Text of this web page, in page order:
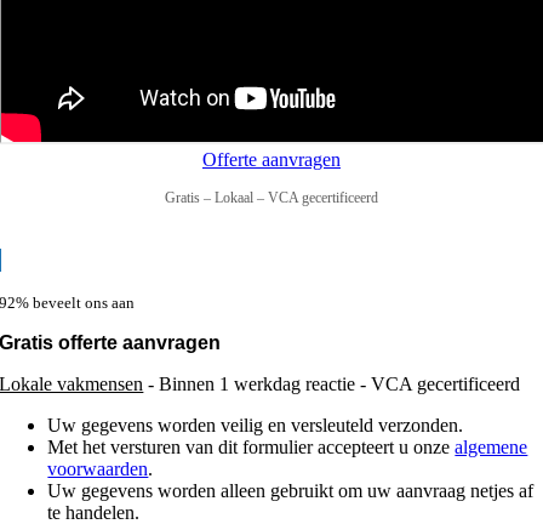
Offerte aanvragen
Gratis – Lokaal – VCA gecertificeerd
92% beveelt ons aan
Gratis offerte aanvragen
Lokale vakmensen - Binnen 1 werkdag reactie - VCA gecertificeerd
Uw gegevens worden veilig en versleuteld verzonden.
Met het versturen van dit formulier accepteert u onzealgemene
voorwaarden.
Uw gegevens worden alleen gebruikt om uw aanvraag netjes af
te handelen.